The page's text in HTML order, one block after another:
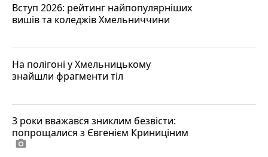
Вступ 2026: рейтинг найпопулярніших
вишів та коледжів Хмельниччини
На полігоні у Хмельницькому
знайшли фрагменти тіл
3 роки вважався зниклим безвісти:
попрощалися з Євгенієм Криниціним
photo_camera